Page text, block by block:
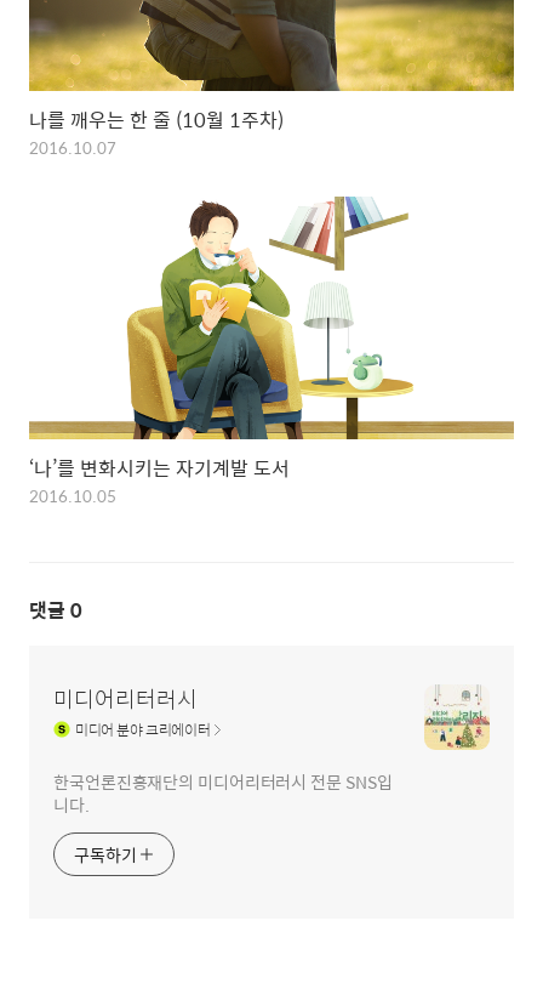
나를 깨우는 한 줄 (10월 1주차)
2016.10.07
‘나’를 변화시키는 자기계발 도서
2016.10.05
댓글 0
미디어리터러시
미디어분야 크리에이터
한국언론진흥재단의 미디어리터러시 전문 SNS입
니다.
구독하기